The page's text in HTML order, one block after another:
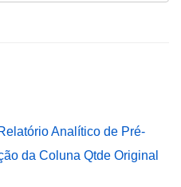
Analítico de Pré-
da Coluna Qtde Original